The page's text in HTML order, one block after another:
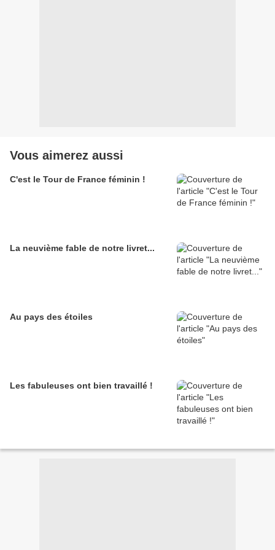
Vous aimerez aussi
C'est le Tour de France féminin !
La neuvième fable de notre livret...
Au pays des étoiles
Les fabuleuses ont bien travaillé !